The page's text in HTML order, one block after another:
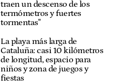
traen un descenso de los
termómetros y fuertes
tormentas"
La playa más larga de
Cataluña: casi 10 kilómetros
de longitud, espacio para
niños y zona de juegos y
fiestas